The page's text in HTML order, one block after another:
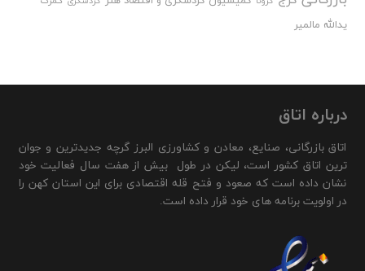
یدالله مالمیر
درباره اتاق
اتاق بازرگانی، صنایع، معادن و کشاورزی البرز گرچه جدیدترین و جوان
ترین اتاق کشور است، لیکن در طول بیش از هفت سال فعالیت خود
نشان داده است که صعود و فتح قله اقتصادی برای این استان کهن را
در اولویت برنامه های خود قرار داده است.